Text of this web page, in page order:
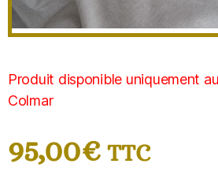
Produit disponible uniquement
Colmar
95,00€ TTC